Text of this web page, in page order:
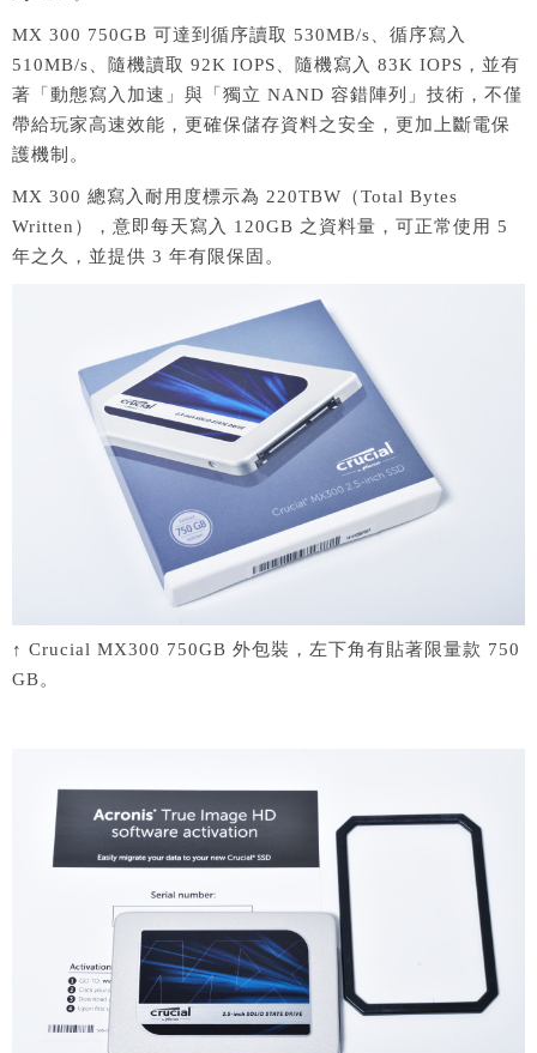
MX 300 750GB 可達到循序讀取 530MB/s、循序寫入
510MB/s、隨機讀取 92K IOPS、隨機寫入 83K IOPS，並有
著「動態寫入加速」與「獨立 NAND 容錯陣列」技術，不僅
帶給玩家高速效能，更確保儲存資料之安全，更加上斷電保
護機制。
MX 300 總寫入耐用度標示為 220TBW（Total Bytes
Written），意即每天寫入 120GB 之資料量，可正常使用 5
年之久，並提供 3 年有限保固。
↑ Crucial MX300 750GB 外包裝，左下角有貼著限量款 750
GB。